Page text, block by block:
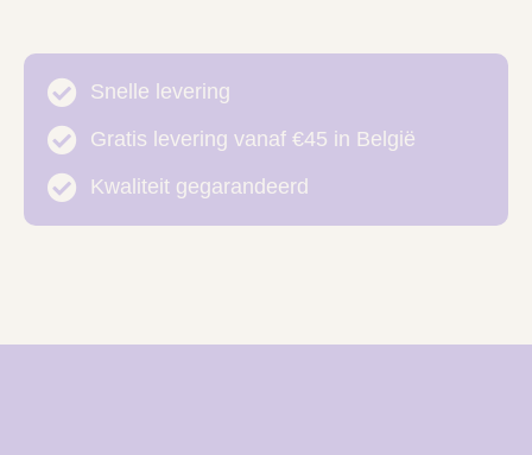
Snelle levering
Gratis levering vanaf €45 in België
Kwaliteit gegarandeerd